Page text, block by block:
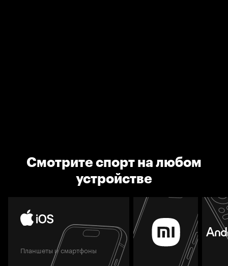
Смотрите спорт на любом
устройстве
Планшеты и смартфоны